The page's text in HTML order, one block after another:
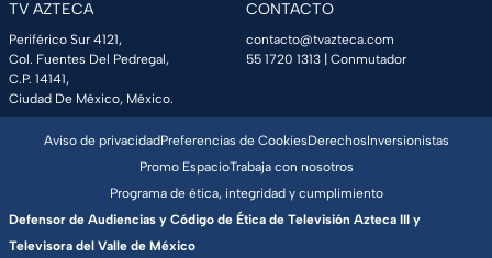
TV AZTECA
Periférico Sur 4121,
Col. Fuentes Del Pedregal,
C.P. 14141,
Ciudad De México, México.
CONTACTO
contacto@tvazteca.com
55 1720 1313 | Conmutador
Aviso de privacidadPreferencias de CookiesDerechosInversionistas
Promo EspacioTrabaja con nosotros
Programa de ética, integridad y cumplimiento
Defensor de Audiencias y Código de Ética de Televisión Azteca III y
Televisora del Valle de México